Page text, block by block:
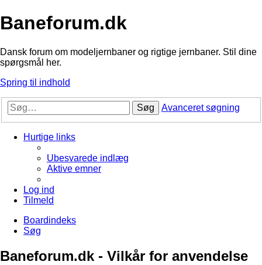
Baneforum.dk
Dansk forum om modeljernbaner og rigtige jernbaner. Stil dine
spørgsmål her.
Spring til indhold
Søg Avanceret søgning
Hurtige links
Ubesvarede indlæg
Aktive emner
Log ind
Tilmeld
Boardindeks
Søg
Baneforum.dk - Vilkår for anvendelse